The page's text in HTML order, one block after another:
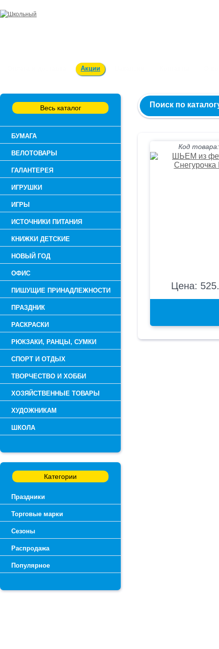
Акции
Весь каталог
БУМАГА
ВЕЛОТОВАРЫ
ГАЛАНТЕРЕЯ
ИГРУШКИ
ИГРЫ
ИСТОЧНИКИ ПИТАНИЯ
КНИЖКИ ДЕТСКИЕ
НОВЫЙ ГОД
ОФИС
ПИШУЩИЕ ПРИНАДЛЕЖНОСТИ
ПРАЗДНИК
РАСКРАСКИ
РЮКЗАКИ, РАНЦЫ, СУМКИ
СПОРТ И ОТДЫХ
ТВОРЧЕСТВО И ХОББИ
ХОЗЯЙСТВЕННЫЕ ТОВАРЫ
ХУДОЖНИКАМ
ШКОЛА
Категории
Праздники
Торговые марки
Сезоны
Распродажа
Популярное
Поиск по
Код
Цена: